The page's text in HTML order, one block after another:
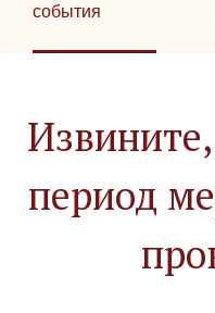
события
период